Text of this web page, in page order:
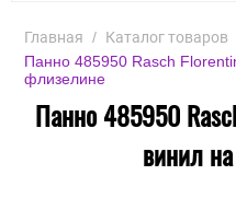
Главная / Каталог товаров
Панно 485950 Rasch
флизелине
Панно 485950
винил